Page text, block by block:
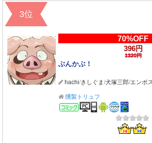
3位
70%OFF
396円
1320円
ぶんかぶ！
hachi/きしぐま /犬塚三郎/エンボ
燻製トリュフ
コミック